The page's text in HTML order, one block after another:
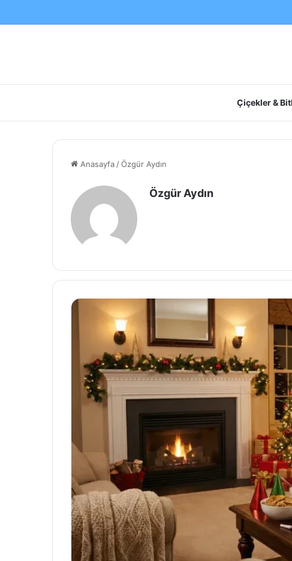
Çiçekler &
Anasayfa /Özgür Aydın
Özgür Aydın